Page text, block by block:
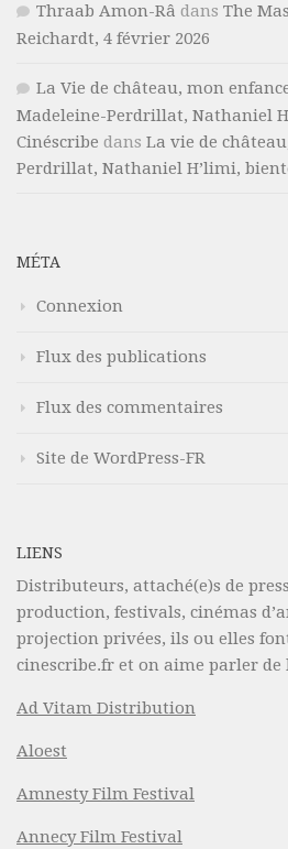
Thraab Amon-Râ dans The
Reichardt, 4 février 2026
La Vie de château, mon
Madeleine-Perdrillat, Nathaniel
Cinéscribe dans La vie de
Perdrillat, Nathaniel H’limi,
MÉTA
Connexion
Flux des publications
Flux des commentaires
Site de WordPress-FR
LIENS
Distributeurs, attaché(e)s de
production, festivals, cinémas
projection privées, ils ou elles
cinescribe.fr et on aime parler
Ad Vitam Distribution
Aloest
Amnesty Film Festival
Annecy Film Festival